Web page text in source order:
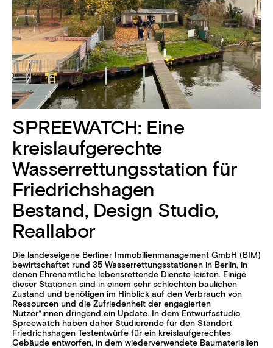
SPREEWATCH: Eine
kreislaufgerechte
Wasserrettungsstation für
Friedrichshagen
Bestand, Design Studio,
Reallabor
Die landeseigene Berliner Immobilienmanagement GmbH (BIM)
bewirtschaftet rund 35 Wasserrettungsstationen in Berlin, in
denen Ehrenamtliche lebensrettende Dienste leisten. Einige
dieser Stationen sind in einem sehr schlechten baulichen
Zustand und benötigen im Hinblick auf den Verbrauch von
Ressourcen und die Zufriedenheit der engagierten
Nutzer*innen dringend ein Update. In dem Entwurfsstudio
Spreewatch haben daher Studierende für den Standort
Friedrichshagen Testentwürfe für ein kreislaufgerechtes
Gebäude entworfen, in dem wiederverwendete Baumaterialien